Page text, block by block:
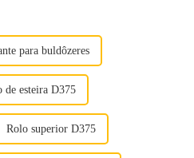
para buldôzeres
de esteira D375
Rolo superior D375